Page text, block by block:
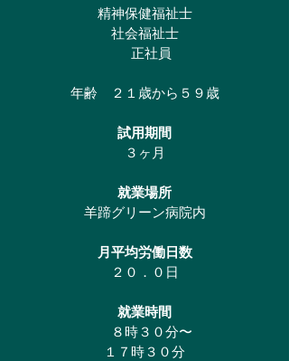
精神保健福祉士
社会福祉士
正社員
​年齢 ２１歳から５９歳
試用期間
３ヶ月
就業場所
羊蹄グリーン病院内
月平均労働日数
２０．０日
​就業時間
８時３０分〜
１７時３０分